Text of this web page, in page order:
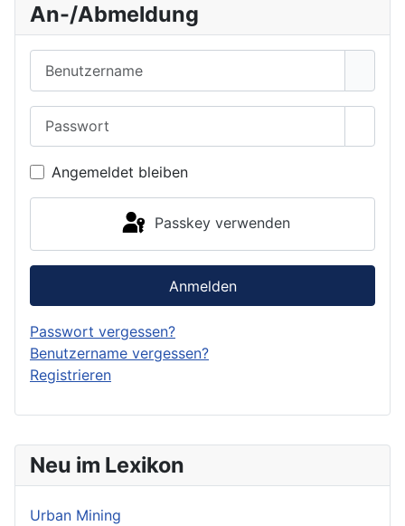
Neu im Lexikon
Urban Mining
An-/Abmeldung
Angemeldet bleiben
Passkey verwenden
Anmelden
Passwort vergessen?
Benutzername vergessen?
Registrieren